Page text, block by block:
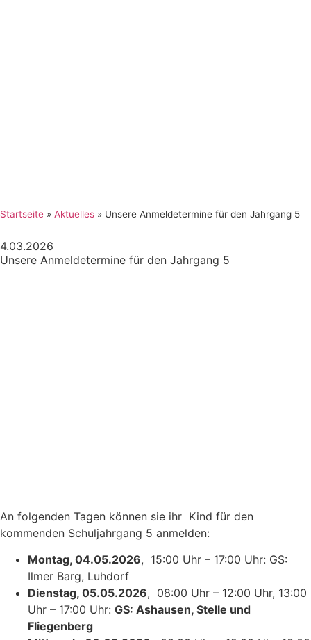
Startseite » Aktuelles » Unsere Anmeldetermine für den Jahrgang 5
4.03.2026
Unsere Anmeldetermine für den Jahrgang 5
An folgenden Tagen können sie ihr Kind für den
kommenden Schuljahrgang 5 anmelden:
Montag, 04.05.2026, 15:00 Uhr – 17:00 Uhr: GS:
Ilmer Barg, Luhdorf
Dienstag, 05.05.2026, 08:00 Uhr – 12:00 Uhr, 13:00
Uhr – 17:00 Uhr: GS: Ashausen, Stelle und
Fliegenberg